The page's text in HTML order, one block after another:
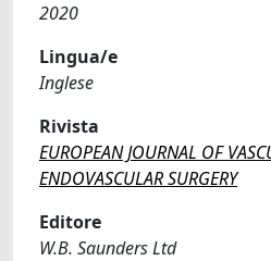
2020
Lingua/e
Inglese
Rivista
EUROPEAN JOURNAL OF
ENDOVASCULAR SURGERY
Editore
W.B. Saunders Ltd